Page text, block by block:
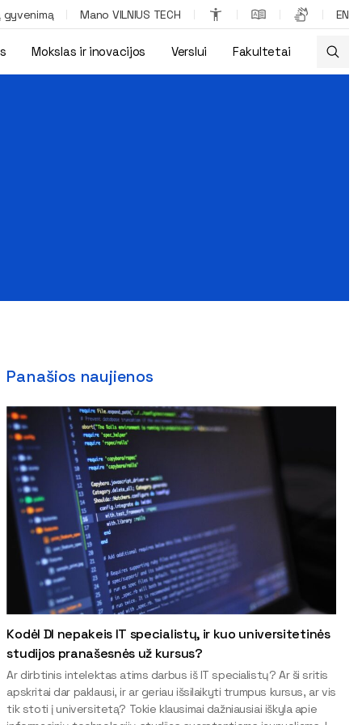
gyvenimą Mano VILNIUS TECH EN
Mokslas ir inovacijos Verslui Fakultetai
Panašios naujienos
Kodėl DI nepakeis IT specialistų, ir kuo universitetinės
studijos pranašesnės už kursus?
Ar dirbtinis intelektas atims darbus iš IT specialistų? Ar ši sritis
apskritai dar paklausi, ir ar geriau išsilaikyti trumpus kursus, ar vis
tik stoti į universitetą? Tokie klausimai dažniausiai iškyla apie